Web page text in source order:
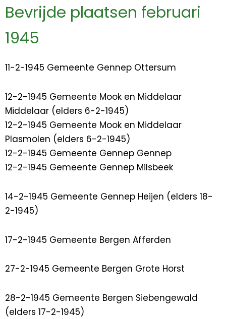
Bevrijde plaatsen februari
1945
11-2-1945 Gemeente Gennep Ottersum
12-2-1945 Gemeente Mook en Middelaar
Middelaar (elders 6-2-1945)
12-2-1945 Gemeente Mook en Middelaar
Plasmolen (elders 6-2-1945)
12-2-1945 Gemeente Gennep Gennep
12-2-1945 Gemeente Gennep Milsbeek
14-2-1945 Gemeente Gennep Heijen (elders 18-
2-1945)
17-2-1945 Gemeente Bergen Afferden
27-2-1945 Gemeente Bergen Grote Horst
28-2-1945 Gemeente Bergen Siebengewald
(elders 17-2-1945)